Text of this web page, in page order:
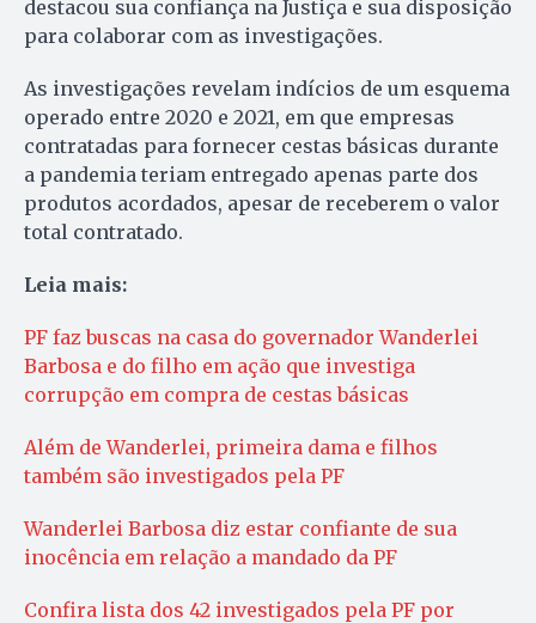
destacou sua confiança na Justiça e sua disposição
para colaborar com as investigações.
As investigações revelam indícios de um esquema
operado entre 2020 e 2021, em que empresas
contratadas para fornecer cestas básicas durante
a pandemia teriam entregado apenas parte dos
produtos acordados, apesar de receberem o valor
total contratado.
Leia mais:
PF faz buscas na casa do governador Wanderlei
Barbosa e do filho em ação que investiga
corrupção em compra de cestas básicas
Além de Wanderlei, primeira dama e filhos
também são investigados pela PF
Wanderlei Barbosa diz estar confiante de sua
inocência em relação a mandado da PF
Confira lista dos 42 investigados pela PF por